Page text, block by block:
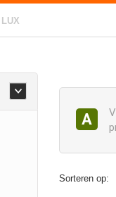
LUX
A
Sorteren op: